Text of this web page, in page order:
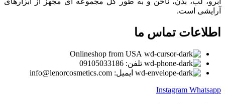
آرایشی است.
اطلاعات تماس ما
Onlineshop from USA
تلفن: 09105033186
ایمیل: info@lenorcosmetics.com
Instagram Whatsapp